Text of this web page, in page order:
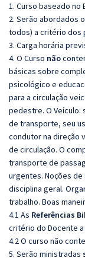
1. Curso baseado no
2. Serão abordados
todos) a critério dos
3. Carga horária
4. O Curso não
básicas sobre
psicológico e
para a circulação
pedestre. O Veículo:
de transporte, seu
condutor na direção
de circulação. O
transporte de
urgentes. Noções
disciplina geral.
trabalho. Boas
4.1 As Referências
critério do Docente
4.2 O curso não
5. Serão ministradas